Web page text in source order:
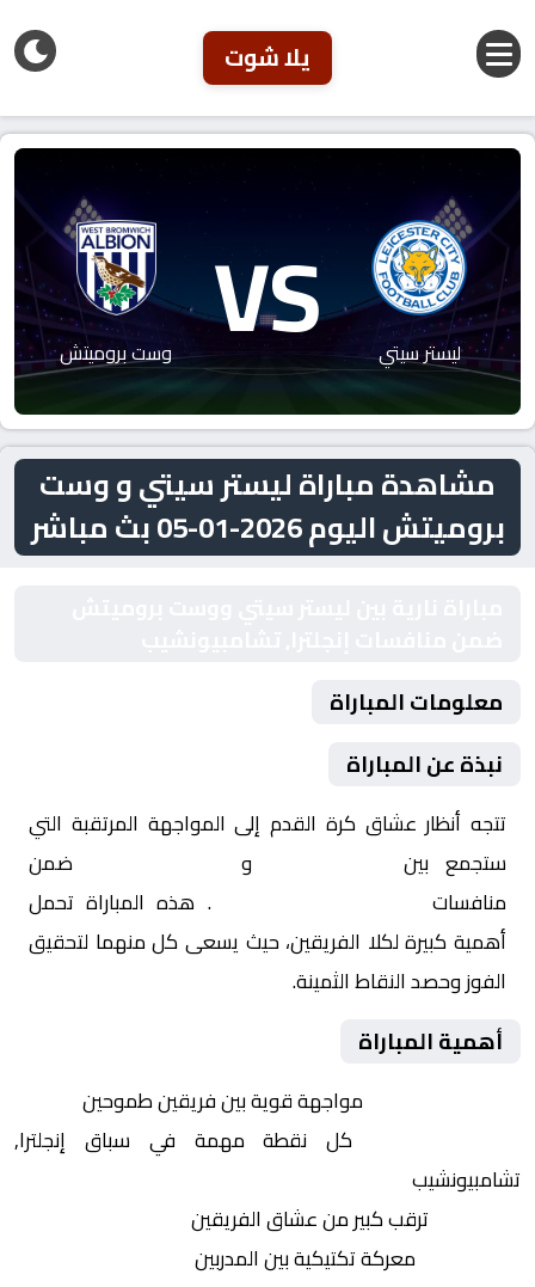
يلا شوت
ليستر سيتي VS وست بروميتش
مشاهدة مباراة ليستر سيتي و وست
بروميتش اليوم 2026-01-05 بث مباشر
معلومات المباراة
نبذة عن المباراة
تتجه أنظار عشاق كرة القدم إلى المواجهة المرتقبة التي
ستجمع بين
و
ضمن
منافسات
. هذه المباراة تحمل
أهمية كبيرة لكلا الفريقين، حيث يسعى كل منهما لتحقيق
الفوز وحصد النقاط الثمينة.
أهمية المباراة
مواجهة قوية بين فريقين طموحين
كل نقطة مهمة في سباق إنجلترا,
تشامبيونشيب
ترقب كبير من عشاق الفريقين
معركة تكتيكية بين المدربين